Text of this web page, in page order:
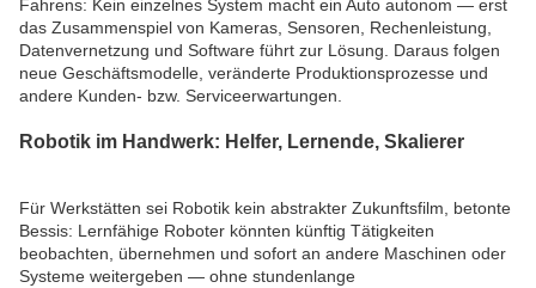
Fahrens: Kein einzelnes System macht ein Auto autonom — erst
das Zusammenspiel von Kameras, Sensoren, Rechenleistung,
Datenvernetzung und Software führt zur Lösung. Daraus folgen
neue Geschäftsmodelle, veränderte Produktionsprozesse und
andere Kunden- bzw. Serviceerwartungen.
Robotik im Handwerk: Helfer, Lernende, Skalierer
Für Werkstätten sei Robotik kein abstrakter Zukunftsfilm, betonte
Bessis: Lernfähige Roboter könnten künftig Tätigkeiten
beobachten, übernehmen und sofort an andere Maschinen oder
Systeme weitergeben — ohne stundenlange